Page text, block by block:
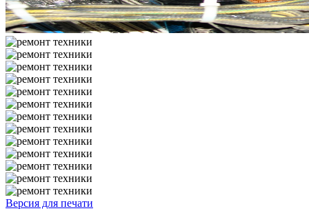
Версия для печати